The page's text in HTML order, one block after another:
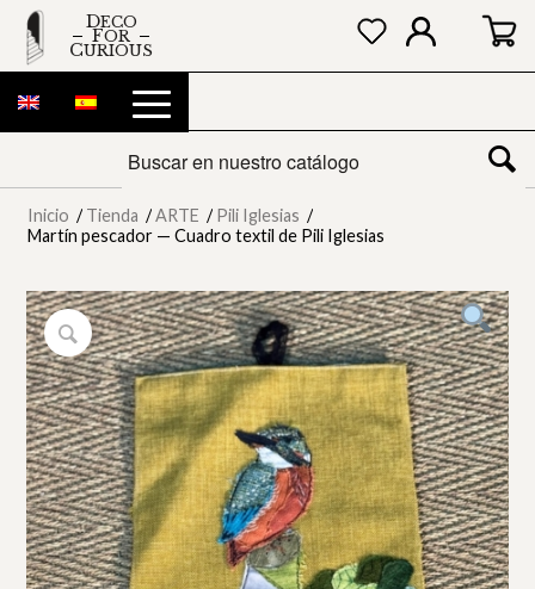
DECO
FOR
CURIOUS
Inicio / Tienda / ARTE / Pili Iglesias /
Martín pescador — Cuadro textil de Pili Iglesias